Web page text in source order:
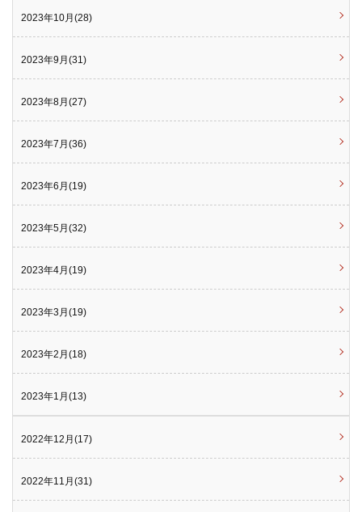
2023年10月(28)
2023年9月(31)
2023年8月(27)
2023年7月(36)
2023年6月(19)
2023年5月(32)
2023年4月(19)
2023年3月(19)
2023年2月(18)
2023年1月(13)
2022年12月(17)
2022年11月(31)